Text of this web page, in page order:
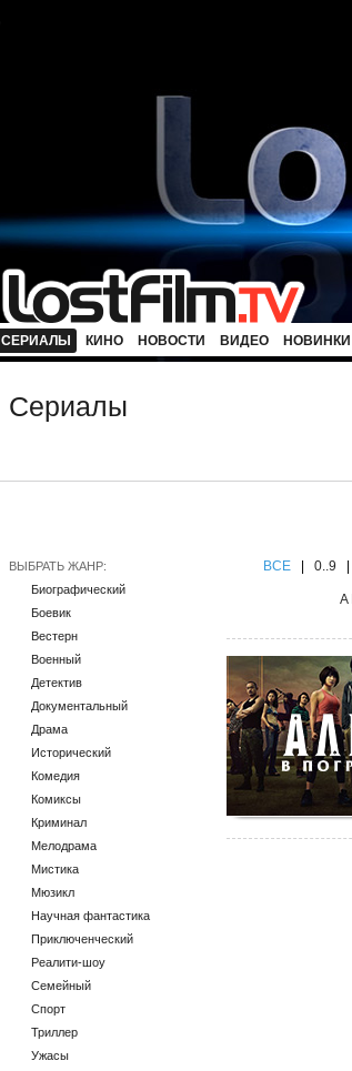
СЕРИАЛЫ КИНО НОВОСТИ ВИДЕО НОВИНКИ
Сериалы
ВЫБРАТЬ ЖАНР:
Биографический
Боевик
Вестерн
Военный
Детектив
Документальный
Драма
Исторический
Комедия
Комиксы
Криминал
Мелодрама
Мистика
Мюзикл
Научная фантастика
Приключенческий
Реалити-шоу
Семейный
Спорт
Триллер
Ужасы
ВCE 0..9
A